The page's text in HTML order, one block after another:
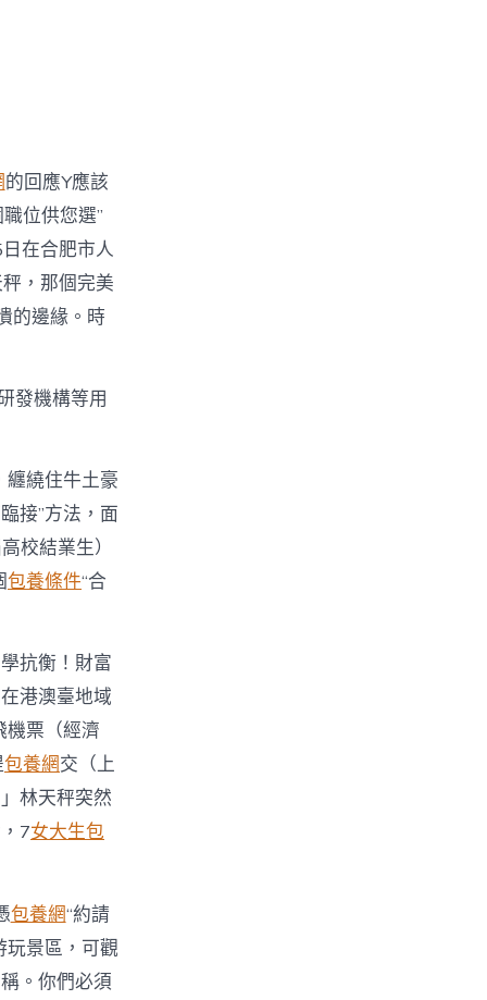
的回應Y應該
位供您選”
在合肥市人
，那個完美
的邊緣。時
發機構等用
纏繞住牛土豪
接”方法，面
校結業生）
包養條件“合
抗衡！財富
港澳臺地域
機票（經濟
包養網交（上
林天秤突然
7女大生包
包養網“約請
玩景區，可觀
。你們必須